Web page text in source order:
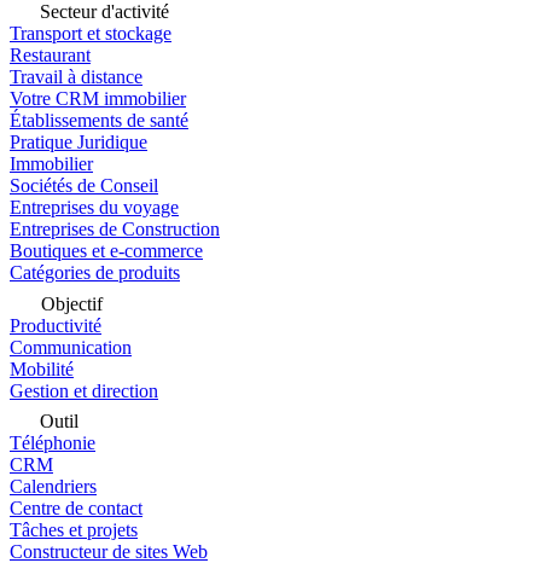
Secteur d'activité
Transport et stockage
Restaurant
Travail à distance
Votre CRM immobilier
Établissements de santé
Pratique Juridique
Immobilier
Sociétés de Conseil
Entreprises du voyage
Entreprises de Construction
Boutiques et e-commerce
Catégories de produits
Objectif
Productivité
Communication
Mobilité
Gestion et direction
Outil
Téléphonie
CRM
Calendriers
Centre de contact
Tâches et projets
Constructeur de sites Web